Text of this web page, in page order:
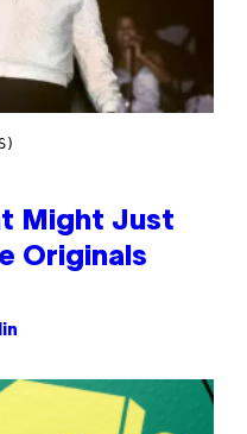
Might Just
Originals